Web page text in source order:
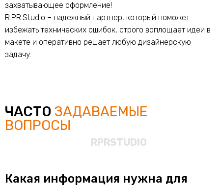
захватывающее оформление!
R.PR.Studio – надежный партнер, который поможет
избежать технических ошибок, строго воплощает идеи в
макете и оперативно решает любую дизайнерскую
задачу.
ЧАСТО ЗАДАВАЕМЫЕ
ВОПРОСЫ
Какая информация нужна для